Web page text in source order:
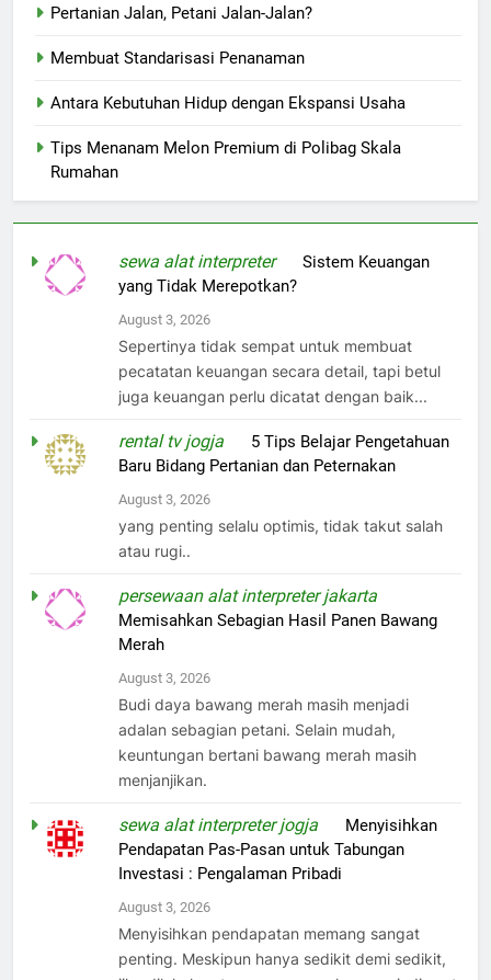
Pertanian Jalan, Petani Jalan-Jalan?
Membuat Standarisasi Penanaman
Antara Kebutuhan Hidup dengan Ekspansi Usaha
Tips Menanam Melon Premium di Polibag Skala
Rumahan
sewa alat interpreteronSistem Keuangan
yang Tidak Merepotkan?
August 3, 2026
Sepertinya tidak sempat untuk membuat
pecatatan keuangan secara detail, tapi betul
juga keuangan perlu dicatat dengan baik...
rental tv jogja
5 Tips Belajar Pengetahuan
Baru Bidang Pertanian dan Peternakan
August 3, 2026
yang penting selalu optimis, tidak takut salah
atau rugi..
persewaan alat interpreter jakarta
Memisahkan Sebagian Hasil Panen Bawang
Merah
August 3, 2026
Budi daya bawang merah masih menjadi
adalan sebagian petani. Selain mudah,
keuntungan bertani bawang merah masih
menjanjikan.
sewa alat interpreter jogja
Menyisihkan
Pendapatan Pas-Pasan untuk Tabungan
Investasi : Pengalaman Pribadi
August 3, 2026
Menyisihkan pendapatan memang sangat
penting. Meskipun hanya sedikit demi sedikit,